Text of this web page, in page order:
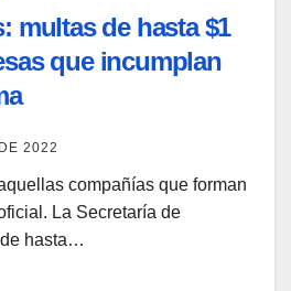
multas de hasta $1
que incumplan
2022
compañías que forman
La Secretaría de
hasta…